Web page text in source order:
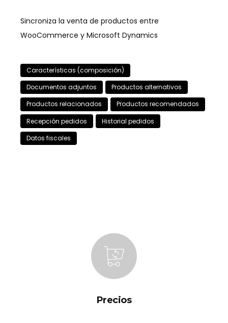
Sincroniza la venta de productos entre
WooCommerce y Microsoft Dynamics
Características (composición)
Documentos adjuntos
Productos alternativos
Productos relacionados
Productos recomendados
Recepción pedidos
Historial pedidos
Datos fiscales
Precios